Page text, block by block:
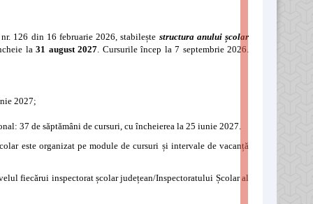
126 din 16 februarie 2026, stabilește structura anului școlar
la31 august 2027. Cursurile încep la 7 septembrie 2026.
2027;
37 de săptămâni de cursuri, cu încheierea la 25 iunie 2027.
este organizat pe module de cursuri și intervale de vacanță
fiecărui inspectorat școlar județean/Inspectoratului Școlar al